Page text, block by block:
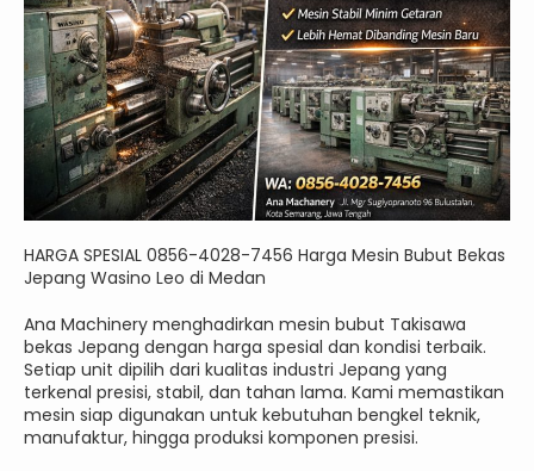
HARGA SPESIAL 0856-4028-7456 Harga Mesin Bubut Bekas
Jepang Wasino Leo di Medan
Ana Machinery menghadirkan mesin bubut Takisawa
bekas Jepang dengan harga spesial dan kondisi terbaik.
Setiap unit dipilih dari kualitas industri Jepang yang
terkenal presisi, stabil, dan tahan lama. Kami memastikan
mesin siap digunakan untuk kebutuhan bengkel teknik,
manufaktur, hingga produksi komponen presisi.